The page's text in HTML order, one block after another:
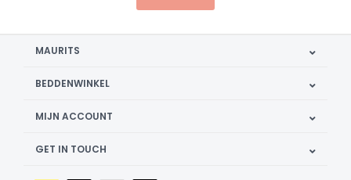
MAURITS
BEDDENWINKEL
MIJN ACCOUNT
GET IN TOUCH